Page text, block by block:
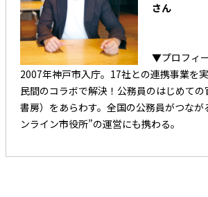
さん
▼プロフィ
2007年神戸市入庁。17社との連携事業を
民間のコラボで解決！公務員のはじめて
書房）をあらわす。全国の公務員がつなが
ンライン市役所”の運営にも携わる。